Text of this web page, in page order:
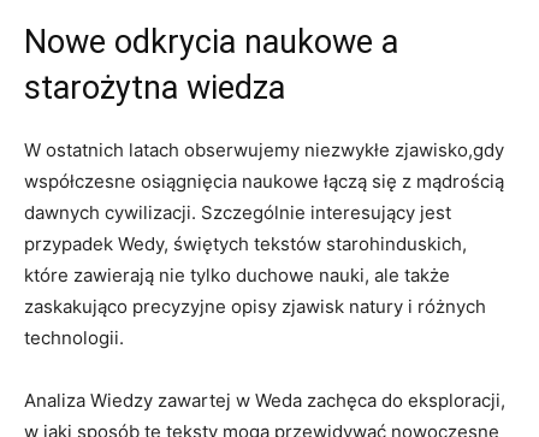
Nowe odkrycia naukowe a
starożytna wiedza
W ostatnich latach obserwujemy niezwykłe zjawisko,gdy
współczesne osiągnięcia naukowe łączą się z mądrością
dawnych cywilizacji. Szczególnie interesujący jest
przypadek Wedy, świętych tekstów starohinduskich,
które zawierają nie tylko duchowe nauki, ale także
zaskakująco precyzyjne opisy zjawisk natury i różnych
technologii.
Analiza Wiedzy zawartej w Weda zachęca do eksploracji,
w jaki sposób te teksty mogą przewidywać nowoczesne